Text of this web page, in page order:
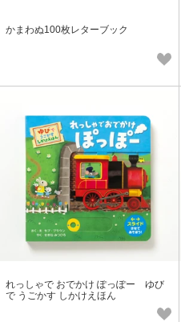
かまわぬ100枚レターブック
れっしゃで おでかけ ぽっぽー ゆび
で うごかす しかけえほん